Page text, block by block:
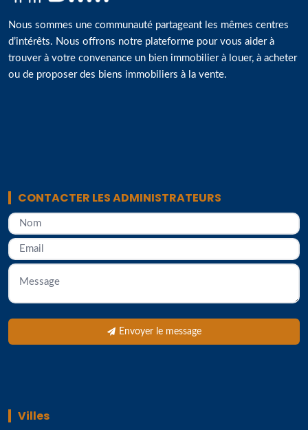
Nous sommes une communauté partageant les mêmes centres
d’intérêts. Nous offrons notre plateforme pour vous aider à
trouver à votre convenance un bien immobilier à louer, à acheter
ou de proposer des biens immobiliers à la vente.
CONTACTER LES ADMINISTRATEURS
Envoyer le message
Villes